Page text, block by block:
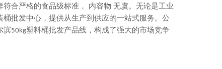
符合严格的食品级标准， 内容物 无虞。无论是工业
批发中心，提供从生产到供应的一站式服务。公
滨50kg塑料桶批发产品线，构成了强大的市场竞争